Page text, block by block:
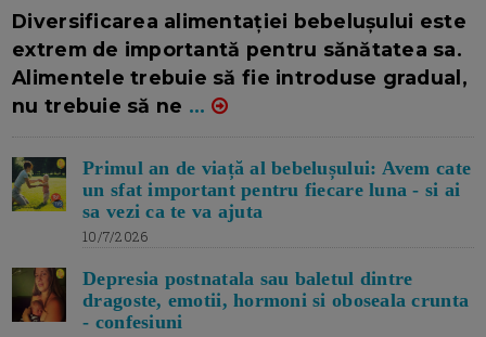
Diversificarea alimentației bebelușului este
extrem de importantă pentru sănătatea sa.
Alimentele trebuie să fie introduse gradual,
nu trebuie să ne ...
Primul an de viață al bebelușului: Avem cate
un sfat important pentru fiecare luna - si ai
sa vezi ca te va ajuta
10/7/2026
Depresia postnatala sau baletul dintre
dragoste, emotii, hormoni si oboseala crunta
- confesiuni